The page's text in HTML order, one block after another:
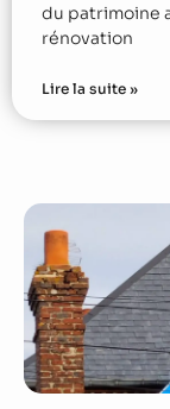
du patrimoine
rénovation
Lire la suite »